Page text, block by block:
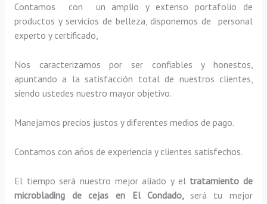
Contamos con un amplio y extenso portafolio de
productos y servicios de belleza, disponemos de personal
experto y certificado,
Nos caracterizamos por ser confiables y honestos,
apuntando a la satisfacción total de nuestros clientes,
siendo ustedes nuestro mayor objetivo.
Manejamos precios justos y diferentes medios de pago.
Contamos con años de experiencia y clientes satisfechos.
El tiempo será nuestro mejor aliado y el tratamiento de
microblading de cejas en El Condado, será tu mejor